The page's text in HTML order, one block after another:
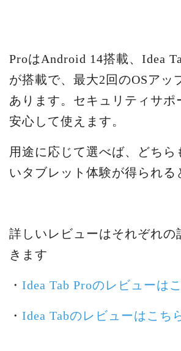
ProはAndroid 14搭載、Idea
が搭載で、最大2回のOSアッ
あります。セキュリティサポ
安心して使えます。
用途に応じて選べば、どちら
いタブレット体験が得られる
詳しいレビューはそれぞれの
きます
・ Idea Tab Proのレビューは
・ Idea Tabのレビューはこち